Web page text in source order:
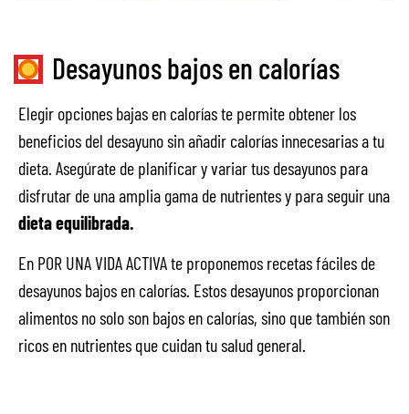
Desayunos bajos en calorías
Elegir opciones bajas en calorías te permite obtener los
beneficios del desayuno sin añadir calorías innecesarias a tu
dieta. Asegúrate de planificar y variar tus desayunos para
disfrutar de una amplia gama de nutrientes y para seguir una
dieta equilibrada.
En POR UNA VIDA ACTIVA te proponemos recetas fáciles de
desayunos bajos en calorías. Estos desayunos proporcionan
alimentos no solo son bajos en calorías, sino que también son
ricos en nutrientes que cuidan tu salud general.